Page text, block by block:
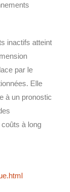
inactifs atteint
par le
Elle
à un pronostic
à long